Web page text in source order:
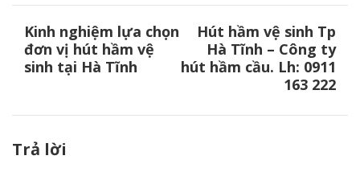
Điều
hướng
bài
Kinh nghiệm lựa chọn
đơn vị hút hầm vệ
sinh tại Hà Tĩnh
Hút hầm vệ sinh Tp
Hà Tĩnh – Công ty
hút hầm cầu. Lh: 0911
163 222
Trả lời